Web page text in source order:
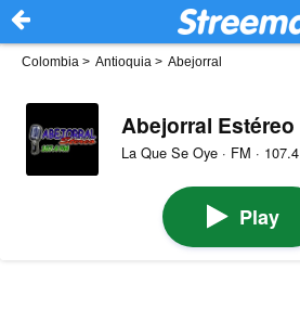
Colombia > Antioquia > Abejorral
Abejorral Estéreo
La Que Se Oye · FM · 107.4
Play